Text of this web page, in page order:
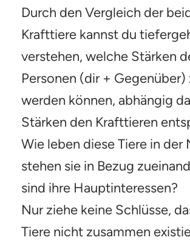
Durch den Vergleich der
Krafttiere kannst du
verstehen, welche Stärken
Personen (dir +
werden können, abhängig
Stärken den Krafttieren
Wie leben diese Tiere in der
stehen sie in Bezug
sind ihre Hauptinteressen?
Nur ziehe keine Schlüsse,
Tiere nicht zusammen